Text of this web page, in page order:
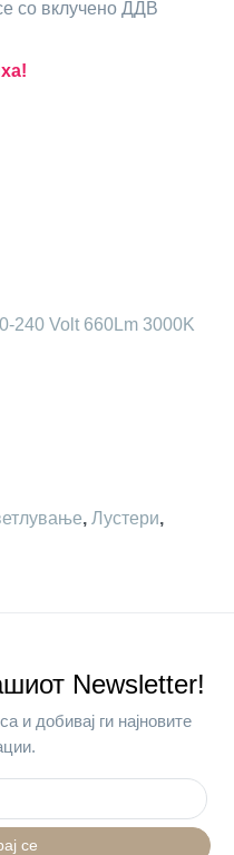
со вклучено ДДВ
240 Volt 660Lm 3000K
, Лустери,
Newsletter!
и добивај ги најновите
се